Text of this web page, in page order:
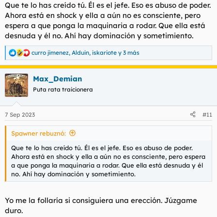
Que te lo has creído tú. Él es el jefe. Eso es abuso de poder.
Ahora está en shock y ella a aún no es consciente, pero
espera a que ponga la maquinaria a rodar. Que ella está
desnuda y él no. Ahí hay dominación y sometimiento.
R
e
a
c
c
i
e
s
curro jimenez, Alduin, iskariote y 3 más
Max_Demian
Puta rata traicionera
7 Sep 2023 #11
Spawner rebuznó:
Que te lo has creído tú. Él es el jefe. Eso es abuso de poder.
Ahora está en shock y ella a aún no es consciente, pero espera
a que ponga la maquinaria a rodar. Que ella está desnuda y él
no. Ahí hay dominación y sometimiento.
Yo me la follaría si consiguiera una erección. Júzgame
duro.